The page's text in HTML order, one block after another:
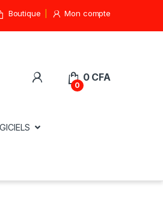
Boutique Mon compte
0
0 CFA